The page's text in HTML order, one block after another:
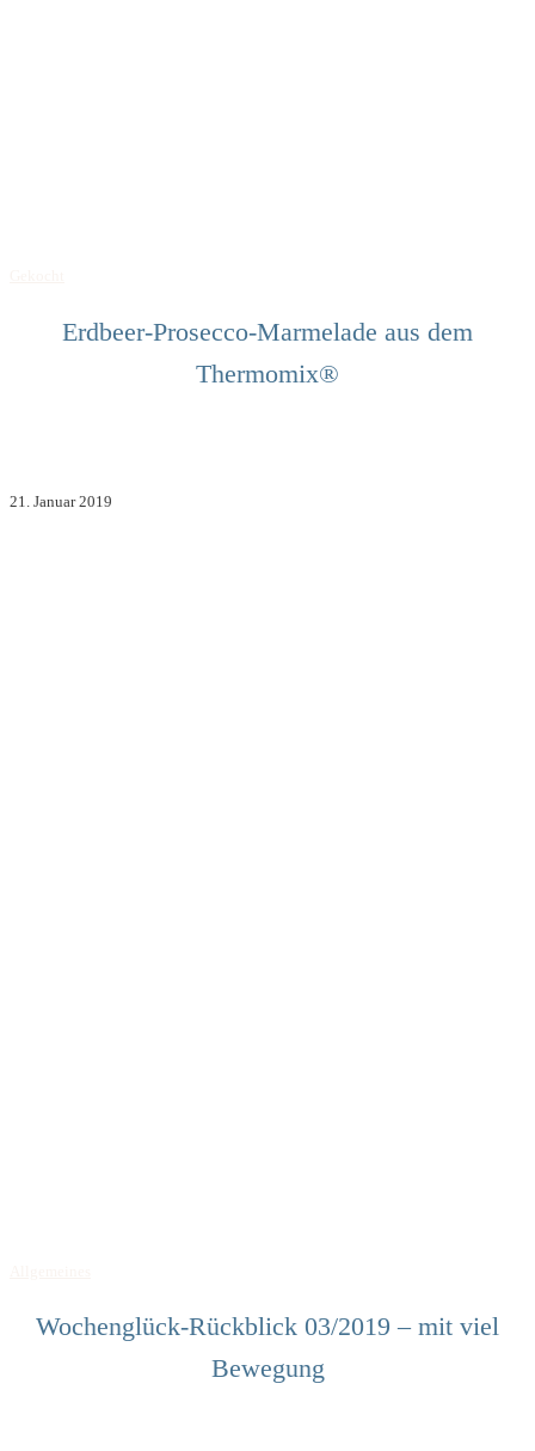
Erdbeer-Prosecco-Marmelade aus dem
Thermomix®
21. Januar 2019
Wochenglück-Rückblick 03/2019 – mit viel
Bewegung